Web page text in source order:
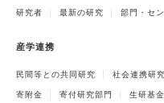
研究者 最新の研究 部門・セ
産学連携
民間等との共同研究 社会連携研
寄附金 寄付研究部門 生研基金